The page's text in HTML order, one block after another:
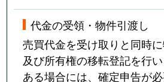
代金の受領・物件引渡し
売買代金を受け取りと同時
及び所有権の移転登記を行
ある場合には、確定申告が必